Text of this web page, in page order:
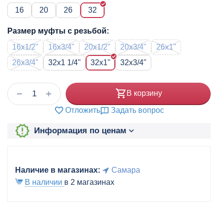
16
20 26 32
Размер муфты с резьбой:
16x1/2"
16x3/4" 20x1/2" 20x3/4"
26x1"
26x3/4"
32x1 1/4" 32x1" 32x3/4"
+
− В корзину
Отложить Задать вопрос
Информация по ценам
Наличие в магазинах:
Самара
В наличии в 2 магазинах